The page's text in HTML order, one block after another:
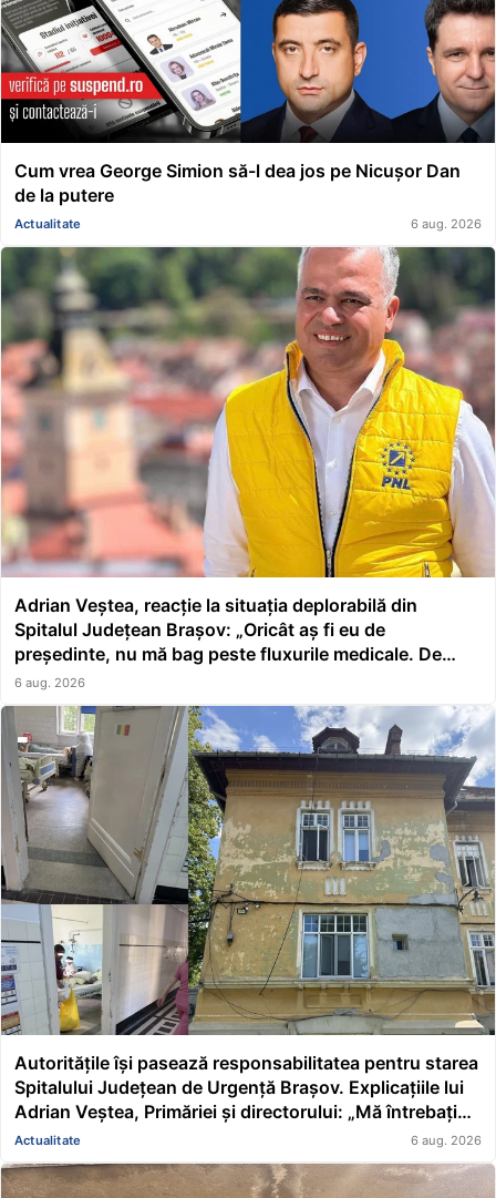
Cum vrea George Simion să-l dea jos pe Nicușor Dan
de la putere
Actualitate 6 aug. 2026
Adrian Veștea, reacție la situația deplorabilă din
Spitalul Județean Brașov: „Oricât aș fi eu de
președinte, nu mă bag peste fluxurile medicale. De
asta a făcut școală managerul”
6 aug. 2026
Autoritățile își pasează responsabilitatea pentru starea
Spitalului Județean de Urgență Brașov. Explicațiile lui
Adrian Veștea, Primăriei și directorului: „Mă întrebați
pe mine de ce nu s-au renovat în ultimii 36 de ani?”
Actualitate 6 aug. 2026